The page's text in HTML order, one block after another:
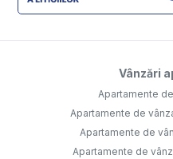
Vânzări
Apartamente
Apartamente de
Apartamente de
Apartamente de